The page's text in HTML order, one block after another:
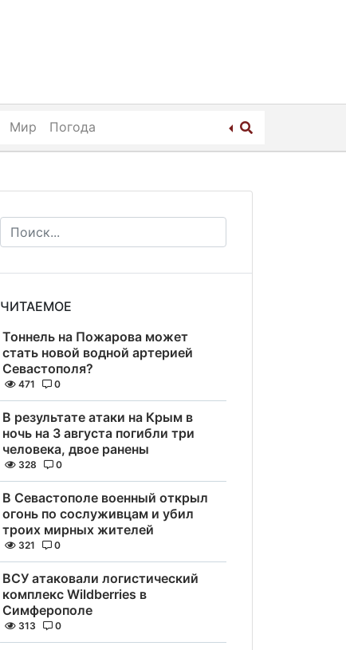
Мир Погода
ЧИТАЕМОЕ
Тоннель на Пожарова может
стать новой водной артерией
Севастополя?
471 0
В результате атаки на Крым в
ночь на 3 августа погибли три
человека, двое ранены
328 0
В Севастополе военный открыл
огонь по сослуживцам и убил
троих мирных жителей
321 0
ВСУ атаковали логистический
комплекс Wildberries в
Симферополе
313 0